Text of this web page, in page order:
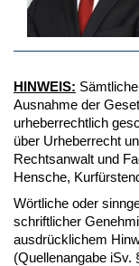
HINWEIS:
Ausnahme der
urheberrechtlich
über Urheberrecht
Rechtsanwalt und
Hensche,
Wörtliche oder
schriftlicher
ausdrücklichem
(Quellenangabe